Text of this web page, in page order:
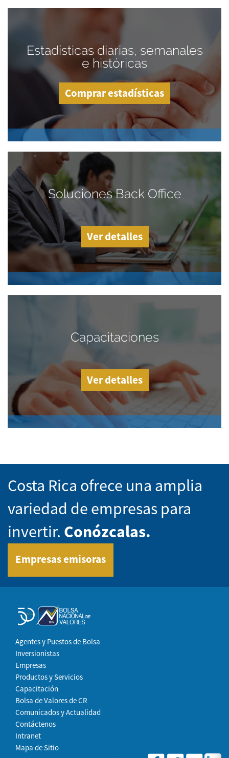
Estadísticas diarias, semanales
e históricas
Comprar estadísticas
Soluciones Back Office
Ver detalles
Capacitaciones
Ver detalles
Costa Rica ofrece una amplia
variedad de empresas para
invertir. Conózcalas.
Empresas emisoras
Agentes y Puestos de Bolsa
Inversionistas
Empresas
Productos y Servicios
Capacitación
Bolsa de Valores de CR
Comunicados y Actualidad
Contáctenos
Intranet
Mapa de Sitio